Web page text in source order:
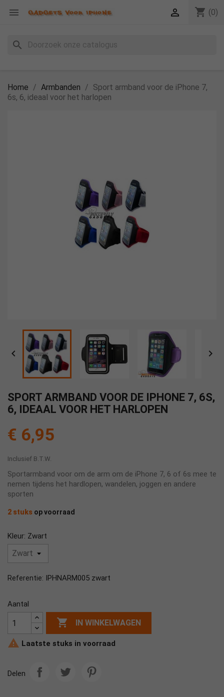
 shopping_cart (0)

search
Home Armbanden
Sport armband voor de iPhone 7,
6s, 6, ideaal voor het harlopen
 
SPORT ARMBAND VOOR DE IPHONE 7, 6S,
6, IDEAAL VOOR HET HARLOPEN
€ 6,95
Inclusief B.T.W.
Sportarmband voor om de arm om de iPhone 7, 6 of 6s mee te
nemen tijdens het hardlopen, wandelen, joggen en andere
sporten
2 stuks op voorraad
Kleur: Zwart
Referentie: IPHNARM005 zwart
Aantal
 IN WINKELWAGEN
 Laatste stuks in voorraad
Delen